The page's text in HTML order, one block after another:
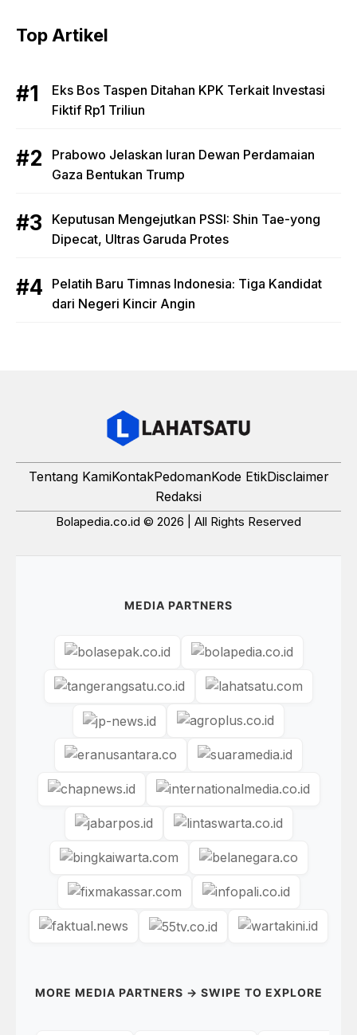
Top Artikel
Eks Bos Taspen Ditahan KPK Terkait Investasi
Fiktif Rp1 Triliun
Prabowo Jelaskan Iuran Dewan Perdamaian
Gaza Bentukan Trump
Keputusan Mengejutkan PSSI: Shin Tae-yong
Dipecat, Ultras Garuda Protes
Pelatih Baru Timnas Indonesia: Tiga Kandidat
dari Negeri Kincir Angin
Tentang KamiKontakPedomanKode EtikDisclaimer
Redaksi
Bolapedia.co.id © 2026 | All Rights Reserved
MEDIA PARTNERS
MORE MEDIA PARTNERS → SWIPE TO EXPLORE